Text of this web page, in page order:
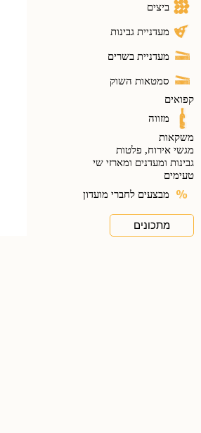
ביצים
מעדניית גבינות
מעדניית בשרים
סמטאות השוק
קפואים
מזווה
משקאות
מגשי אירוח, פלטות
גבינות ומעדנים ומארזי שי
טעימים
מבצעים לחברי מועדון
מתכונים